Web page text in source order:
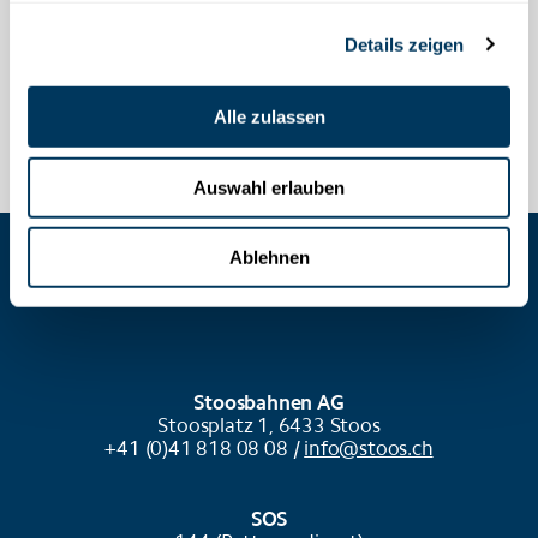
Details zeigen
Alle zulassen
Auswahl erlauben
Ablehnen
Stoosbahnen AG
Stoosplatz 1, 6433 Stoos
+41 (0)41 818 08 08 / info@stoos.ch
SOS